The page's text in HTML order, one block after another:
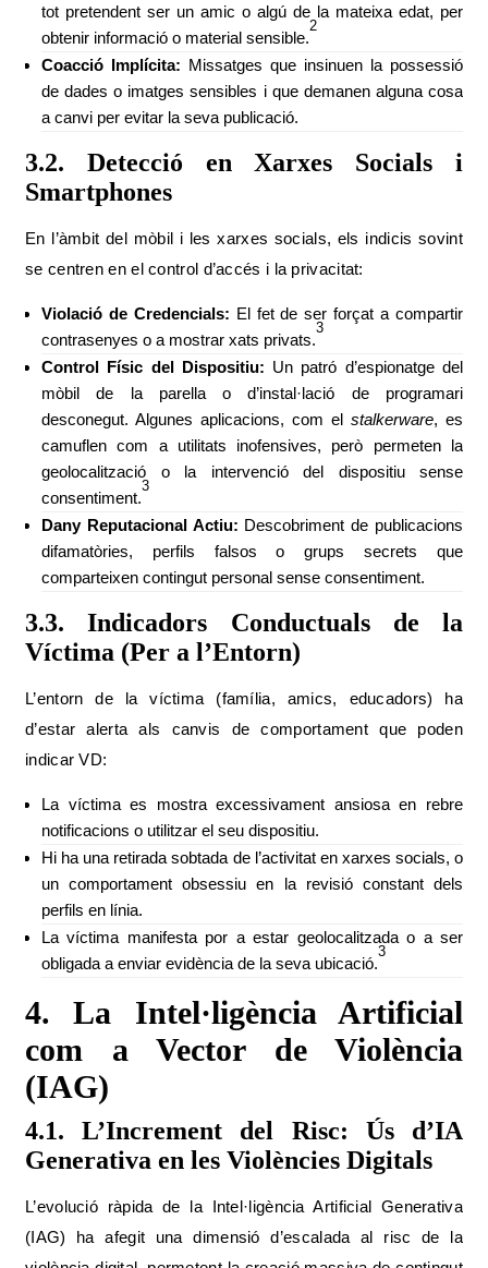
tot pretendent ser un amic o algú de la mateixa edat, per
obtenir informació o material sensible.
2
Coacció Implícita: Missatges que insinuen la possessió
de dades o imatges sensibles i que demanen alguna cosa
a canvi per evitar la seva publicació.
3.2. Detecció en Xarxes Socials i
Smartphones
En l’àmbit del mòbil i les xarxes socials, els indicis sovint
se centren en el control d’accés i la privacitat:
Violació de Credencials: El fet de ser forçat a compartir
contrasenyes o a mostrar xats privats.
3
Control Físic del Dispositiu: Un patró d’espionatge del
mòbil de la parella o d’instal·lació de programari
desconegut. Algunes aplicacions, com el stalkerware, es
camuflen com a utilitats inofensives, però permeten la
geolocalització o la intervenció del dispositiu sense
consentiment.
3
Dany Reputacional Actiu: Descobriment de publicacions
difamatòries, perfils falsos o grups secrets que
comparteixen contingut personal sense consentiment.
3.3. Indicadors Conductuals de la
Víctima (Per a l’Entorn)
L’entorn de la víctima (família, amics, educadors) ha
d’estar alerta als canvis de comportament que poden
indicar VD:
La víctima es mostra excessivament ansiosa en rebre
notificacions o utilitzar el seu dispositiu.
Hi ha una retirada sobtada de l’activitat en xarxes socials, o
un comportament obsessiu en la revisió constant dels
perfils en línia.
La víctima manifesta por a estar geolocalitzada o a ser
obligada a enviar evidència de la seva ubicació.
3
4. La Intel·ligència Artificial
com a Vector de Violència
(IAG)
4.1. L’Increment del Risc: Ús d’IA
Generativa en les Violències Digitals
L’evolució ràpida de la Intel·ligència Artificial Generativa
(IAG) ha afegit una dimensió d’escalada al risc de la